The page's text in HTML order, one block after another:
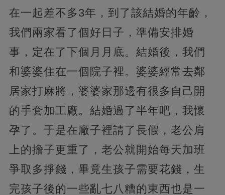
在一起差不多3年，到了該結婚的年齡，
我們兩家看了個好日子，準備安排婚
事，定在了下個月月底。結婚後，我們
和婆婆住在一個院子裡。婆婆經常去鄰
居家打麻將，婆婆家那邊有很多自己開
的手套加工廠。結婚過了半年吧，我懷
孕了。于是在廠子裡請了長假，老公肩
上的擔子更重了，老公就開始每天加班
爭取多掙錢，畢竟生孩子需要花錢，生
完孩子後的一些亂七八糟的東西也是一